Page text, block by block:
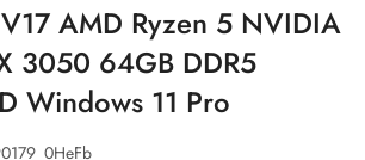
AMD Ryzen 5 NVIDIA
3050 64GB DDR5
Windows 11 Pro